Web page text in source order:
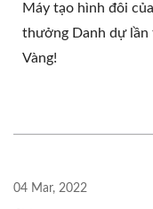
Máy tạo hình đôi
thưởng Danh dự lần
Vàng!
04 Mar, 2022